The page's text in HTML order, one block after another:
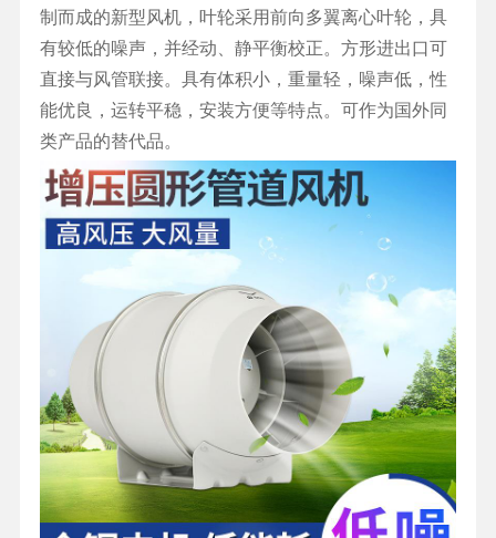
制而成的新型风机，叶轮采用前向多翼离心叶轮，具
有较低的噪声，并经动、静平衡校正。方形进出口可
直接与风管联接。具有体积小，重量轻，噪声低，性
能优良，运转平稳，安装方便等特点。可作为国外同
类产品的替代品。